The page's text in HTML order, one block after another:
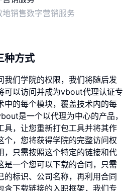
销售数字营销服务
种方式
我们学院的权限，我们将随后发
可以访问并成为vbout代理认证专
中的每个模块，覆盖技术内的每
是一个以代理为中心的产品，
具，让您重新打包工具并将其作
个，您将获得学院的完整访问权
，只需按照这个特定的链接和代
是一个您可以下载的合同，只需
的标识、公司名称，再利用合同
含下载链接的入职框架，我们专